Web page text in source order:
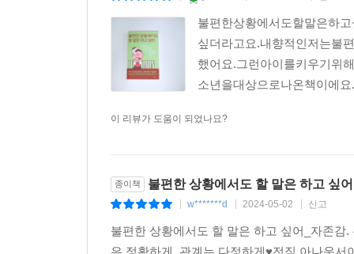
불편한상황에서도할말은하
싶더라고요.내향적인저는불
했어요.그런아이를키우기위
소년을대상으로나온책이에
이 리뷰가 도움이 되었나요?
종이책 불편한 상황에서도 할 말은 하고 싶어
w*******d 2024-05-02 신고
불편한 상황에서도 할 말은 하고 싶어_자존
은 정확하게, 관계는 다정하게♥전직 아나운